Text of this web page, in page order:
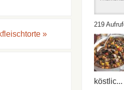
»
219
köstlic...